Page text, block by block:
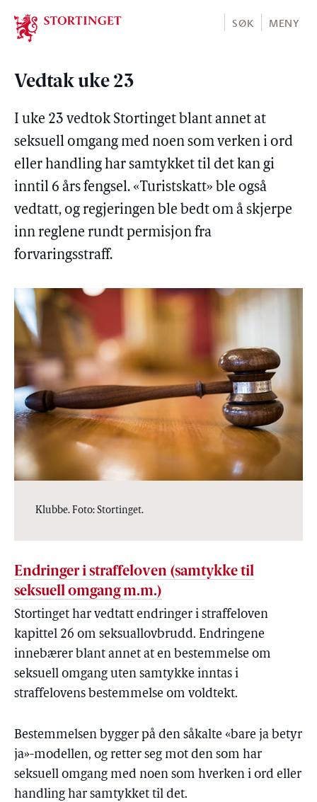
Stortinget.no
SØK MENY
Vedtak uke 23
I uke 23 vedtok Stortinget blant annet at
seksuell omgang med noen som verken i ord
eller handling har samtykket til det kan gi
inntil 6 års fengsel. «Turistskatt» ble også
vedtatt, og regjeringen ble bedt om å skjerpe
inn reglene rundt permisjon fra
forvaringsstraff.
Klubbe. Foto: Stortinget.
Endringer i straffeloven (samtykke til
seksuell omgang m.m.)
Stortinget har vedtatt endringer i straffeloven
kapittel 26 om seksuallovbrudd. Endringene
innebærer blant annet at en bestemmelse om
seksuell omgang uten samtykke inntas i
straffelovens bestemmelse om voldtekt.
Bestemmelsen bygger på den såkalte «bare ja betyr
ja»-modellen, og retter seg mot den som har
seksuell omgang med noen som hverken i ord eller
handling har samtykket til det.